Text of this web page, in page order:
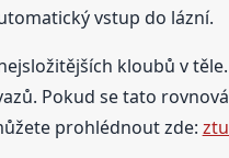
vstup do lázní.
kloubů v
Pokud se tato
prohlédnout zde: